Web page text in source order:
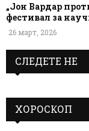
„Јон Вардар
фестивал за
26 март, 2026
СЛЕДЕТЕ НЕ
ХОРОСКОП